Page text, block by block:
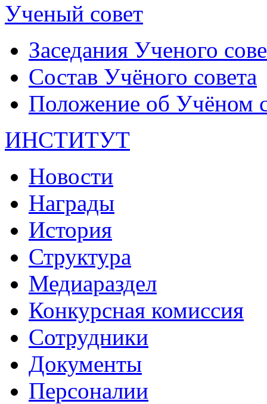
Ученый совет
Заседания Ученого
Состав Учёного совета
Положение об Учёном
ИНСТИТУТ
Новости
Награды
История
Структура
Медиараздел
Конкурсная комиссия
Сотрудники
Документы
Персоналии